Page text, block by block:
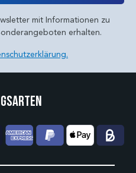
mit Informationen zu
erhalten.